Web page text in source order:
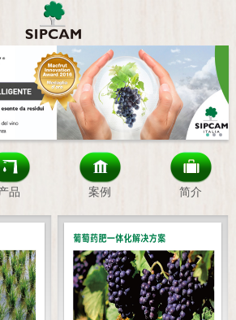
品 案例 简介